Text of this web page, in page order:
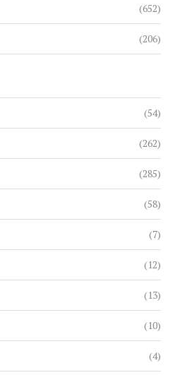
(652)
(206)
(54)
(262)
(285)
(58)
(7)
(12)
(13)
(10)
(4)